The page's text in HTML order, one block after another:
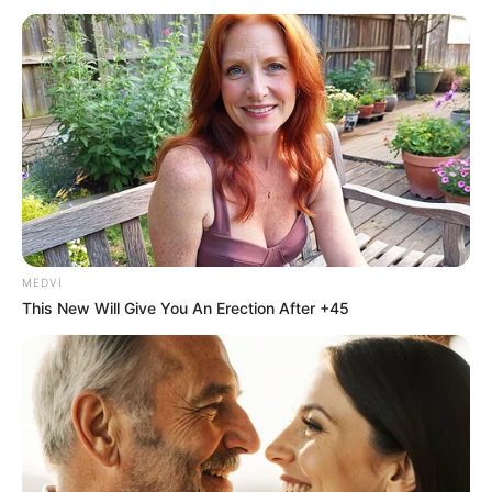
təminatçılarından biri olduğunu bildirib.
Oxu24.comxəbər verir ki, politoloqun sözlərinə görə, birlik
və sabitlik dövlətin ən böyük dəyəridir və effektiv polis
xidməti hər kəsin rifahı, təhlükəsizliyi və əmin-amanlığı
üçün əsas şərtlərdən biridir.
“İnsanlar həmişə mövcud nizamı qorumağa, kataklizmlər
və qarışıqlıqlar olmadan dinc sosial-iqtisadi və mənəvi
inkişaf üçün şərait yaratmağa ehtiyac duyublar. Dövlətlə
bağlı ilk dəfə “sabitlik” terminini işlədən, müasir
politologiyanın banisi Nikolo Makiavelli qeyd edir ki, birlik
və sabitlik dövlətin ən böyük dəyəridir. O, eyni zamanda
hər bir dövlət başçısı üçün məhz birlik və sabitliyin təmin
edilməsini başlıca vəzifə kimi müəyyən edirdi”, – deyə o
vurğulayıb.
Zaur İbrahimli bildirib ki, siyasi sabitlik dövlətin
MEDVI
This New Will Give You An Erection After +45